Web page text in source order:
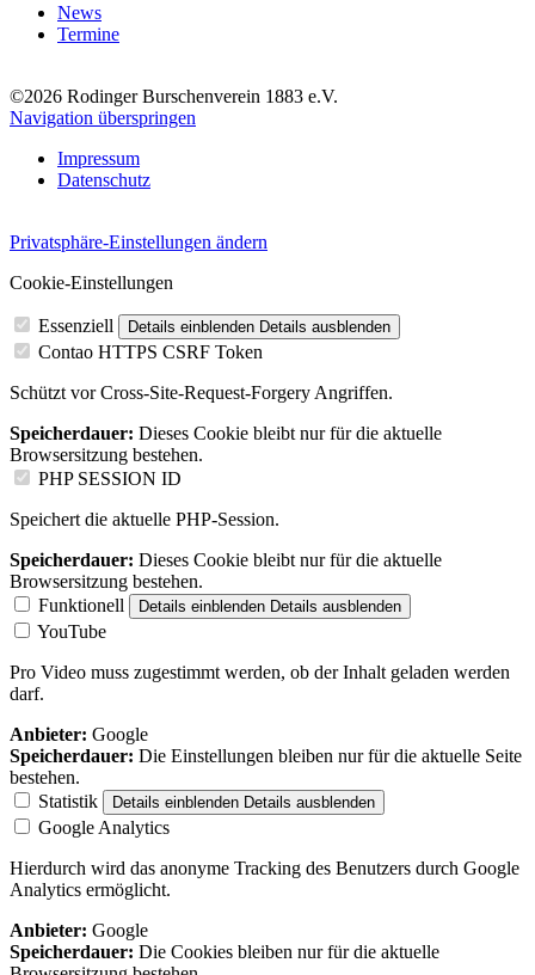
News
Termine
©2026 Rodinger Burschenverein 1883 e.V.
Navigation überspringen
Impressum
Datenschutz
Privatsphäre-Einstellungen ändern
Cookie-Einstellungen
Essenziell Details einblenden Details ausblenden
Contao HTTPS CSRF Token
Schützt vor Cross-Site-Request-Forgery Angriffen.
Speicherdauer: Dieses Cookie bleibt nur für die aktuelle
Browsersitzung bestehen.
PHP SESSION ID
Speichert die aktuelle PHP-Session.
Speicherdauer: Dieses Cookie bleibt nur für die aktuelle
Browsersitzung bestehen.
Funktionell
Details einblenden Details ausblenden
YouTube
Pro Video muss zugestimmt werden, ob der Inhalt geladen werden
darf.
Anbieter: Google
Speicherdauer: Die Einstellungen bleiben nur für die aktuelle Seite
bestehen.
Statistik
Details einblenden Details ausblenden
Google Analytics
Hierdurch wird das anonyme Tracking des Benutzers durch Google
Analytics ermöglicht.
Anbieter: Google
Speicherdauer: Die Cookies bleiben nur für die aktuelle